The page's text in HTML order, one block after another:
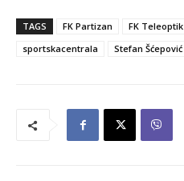
TAGS FK Partizan FK Teleoptik
sportskacentrala
Stefan Šćepović